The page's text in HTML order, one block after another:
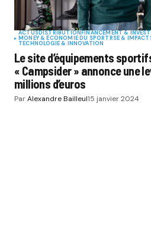
ACTUSDISTRIBUTION FINANCEMENT &
MONEY & ÉCONOMIE DU SPORT RSE & IMPACT
TECHNOLOGIE & INNOVATION
Le site d’équipements
« Campsider » annonce une
millions d’euros
ParAlexandre Bailleul15 janvier 2024